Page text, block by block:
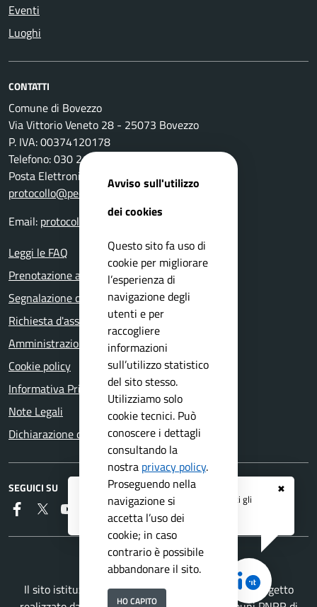
✖
Registrati ai serviziAPP IO
e ricevi tutti gli
aggiornamenti dall'Ente
Eventi
Luoghi
CONTATTI
Comune di Bovezzo
Via Vittorio Veneto 28 - 25073 Bovezzo
P. IVA: 00374120178
Telefono: 030 2111 211
Posta Elettronica Certificata:
protocollo@pec.comune.bovezzo.bs.it
Email: protocollo@comune.bovezzo.bs.it
Leggi le FAQ
Prenotazione appuntamento
Segnalazione disservizio
Richiesta d'assistenza
Amministrazione trasparente
Cookie policy
Informativa Privacy
Note Legali
Dichiarazione di accessibilità
SEGUICI SU
FaceboookTwitter YoutubeTelegram
RSS
Il sito istituzionale del Comune di Bovezzo è un progetto
Avviso sull'utilizzo
dei cookies
Questo sito fa uso di
cookie per migliorare
l’esperienza di
navigazione degli
utenti e per
raccogliere
informazioni
sull’utilizzo statistico
del sito stesso.
Utilizziamo solo
cookie tecnici. Può
conoscere i dettagli
consultando la
nostra privacy policy.
Proseguendo nella
navigazione si
accetta l’uso dei
cookie; in caso
contrario è possibile
abbandonare il sito.
HO CAPITO